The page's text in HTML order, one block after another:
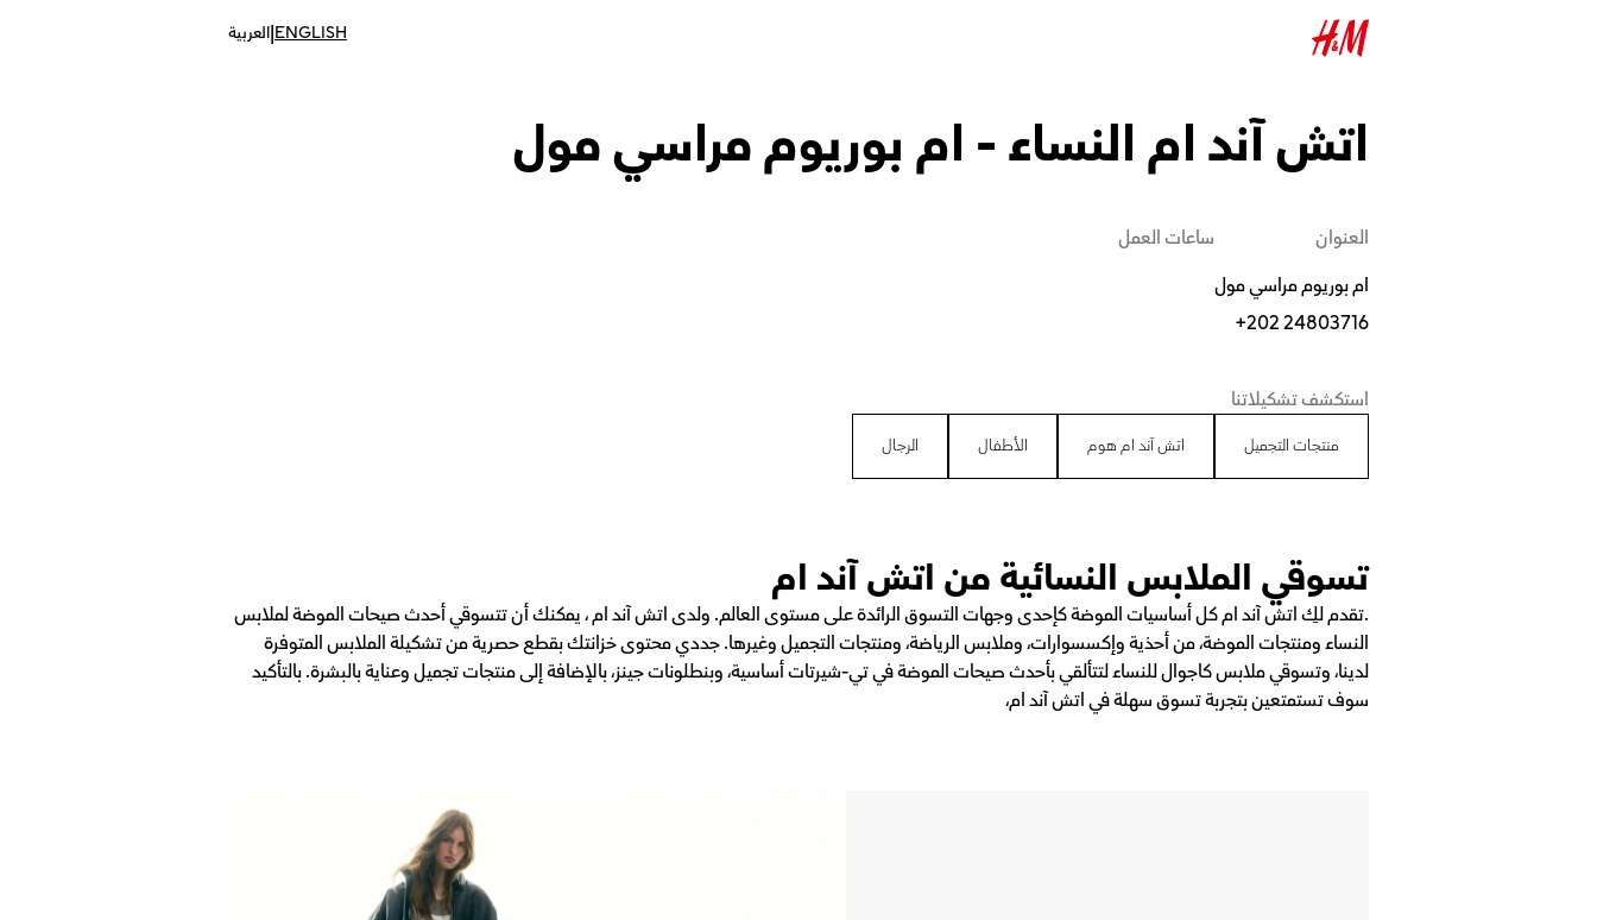
ENGLISH
|العربية
اتش آند ام النساء - ام بوريوم مراسي مول
العنوان
ام بوريوم مراسي مول
+202 24803716
ساعات العمل
استكشف تشكيلاتنا
منتجات التجميل اتش آند ام هوم الأطفال الرجال
تسوقي الملابس النسائية من اتش آند ام
.تقدم لكِ اتش آند ام كل أساسيات الموضة كإحدى وجهات التسوق الرائدة على مستوى العالم. ولدى اتش آند ام ، يمكنك أن تتسوقي أحدث صيحات الموضة لملابس
النساء ومنتجات الموضة، من أحذية وإكسسوارات، وملابس الرياضة، ومنتجات التجميل وغيرها. جددي محتوى خزانتك بقطع حصرية من تشكيلة الملابس المتوفرة
لدينا، وتسوقي ملابس كاجوال للنساء لتتألقي بأحدث صيحات الموضة في تي-شيرتات أساسية، وبنطلونات جينز، بالإضافة إلى منتجات تجميل وعناية بالبشرة. بالتأكيد
سوف تستمتعين بتجربة تسوق سهلة في اتش آند ام،